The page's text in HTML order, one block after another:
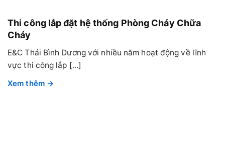
Thi công lắp đặt hệ thống Phòng Cháy Chữa
Cháy
E&C Thái Bình Dương với nhiều năm hoạt động về lĩnh
vực thi công lắp [...]